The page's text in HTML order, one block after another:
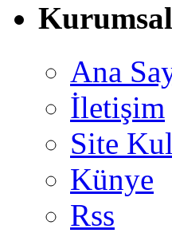
Kurumsal
Ana
İletişim
Site
Künye
Rss